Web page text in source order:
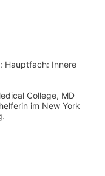
Hauptfach: Innere
College, MD
im New York